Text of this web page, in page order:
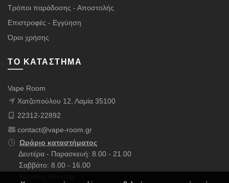
Τρόποι παράδοσης - Αποστολής
Επιστροφές - Εγγύηση
Όροι χρήσης
ΤΟ ΚΑΤΆΣΤΗΜΑ
Vape Room
Χατζοπούλου 12, Λαμία 35100
22312-22892
contact@vape-room.gr
Ωράριο καταστήματος
Δευτέρα - Παρασκευή: 8.00 - 21.00
Σαββάτο: 8.00 - 16.00